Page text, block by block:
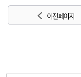
이전 페이지